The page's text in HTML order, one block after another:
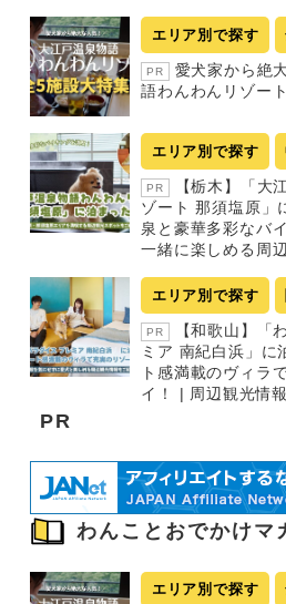
エリア別で探す
PR
愛犬家から絶
語わんわんリゾー
エリア別で探す
PR
【栃木】「大
ゾート 那須塩原」
泉と豪華多彩なバ
一緒に楽しめる周
エリア別で探す
PR
【和歌山】「
ミア 南紀白浜」に
ト感満載のヴィラ
イ！ | 周辺観光情
PR
わんことおでかけマ
エリア別で探す